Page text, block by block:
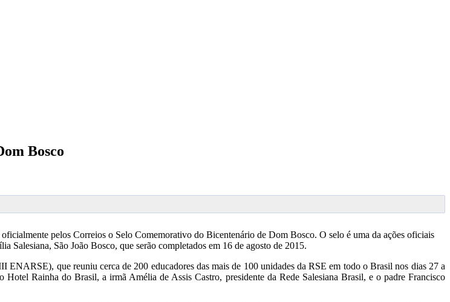
Bosco
pelos Correios o Selo Comemorativo do Bicentenário de Dom Bosco. O selo é uma da ações oficiais
Salesiana, São João Bosco, que serão completados em 16 de agosto de 2015.
que reuniu cerca de 200 educadores das mais de 100 unidades da RSE em todo o Brasil nos dias 27 a
Rainha do Brasil, a irmã Amélia de Assis Castro, presidente da Rede Salesiana Brasil, e o padre Francisco